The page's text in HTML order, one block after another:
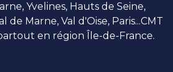
Yvelines, Hauts de Seine,
de Marne, Val d'Oise, Paris...CMT
en région Île-de-France.